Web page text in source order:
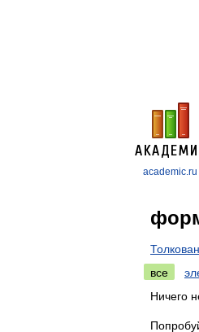
academic.ru
все
Ничего